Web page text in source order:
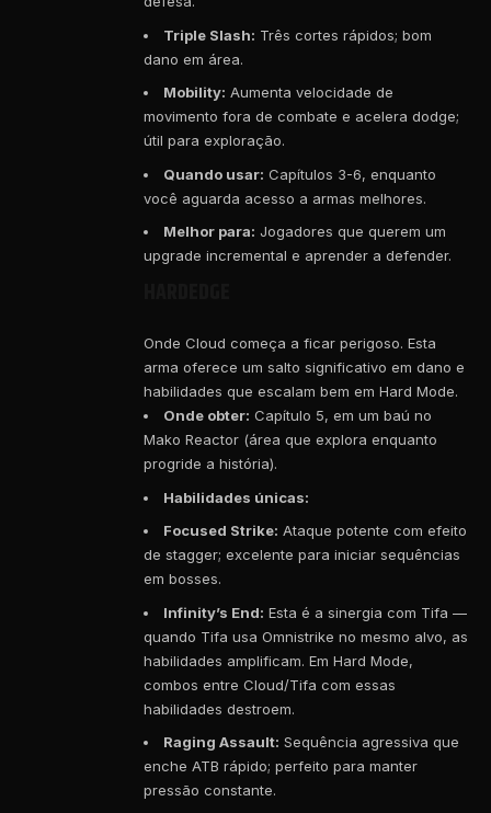
Triple Slash: Três cortes rápidos; bom
dano em área.
Mobility: Aumenta velocidade de
movimento fora de combate e acelera dodge;
útil para exploração.
Quando usar: Capítulos 3-6, enquanto
você aguarda acesso a armas melhores.
Melhor para: Jogadores que querem um
upgrade incremental e aprender a defender.
Onde Cloud começa a ficar perigoso. Esta
arma oferece um salto significativo em dano e
habilidades que escalam bem em Hard Mode.
Onde obter: Capítulo 5, em um baú no
Mako Reactor (área que explora enquanto
progride a história).
Habilidades únicas:
Focused Strike: Ataque potente com efeito
de stagger; excelente para iniciar sequências
em bosses.
Infinity’s End: Esta é a sinergia com Tifa —
quando Tifa usa Omnistrike no mesmo alvo, as
habilidades amplificam. Em Hard Mode,
combos entre Cloud/Tifa com essas
habilidades destroem.
Raging Assault: Sequência agressiva que
enche ATB rápido; perfeito para manter
pressão constante.